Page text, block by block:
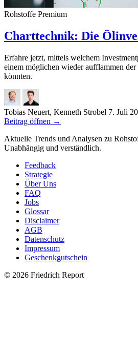
Rohstoffe Premium
Charttechnik: Die
Erfahre jetzt, mittels welchem
einem möglichen wieder aufflammen
könnten.
Tobias Neuert, Kenneth Strobel 7. Juli
Beitrag öffnen →
Aktuelle Trends und Analysen zu
Unabhängig und verständlich.
Feedback
Strategie
Über Uns
FAQ
Jobs
Glossar
Disclaimer
AGB
Datenschutz
Impressum
Geschenkgutschein
© 2026 Friedrich Report